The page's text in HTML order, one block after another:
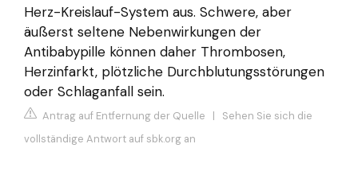
Herz-Kreislauf-System aus. Schwere, aber
äußerst seltene Nebenwirkungen der
Antibabypille können daher Thrombosen,
Herzinfarkt, plötzliche Durchblutungsstörungen
oder Schlaganfall sein.
Antrag auf Entfernung der Quelle | Sehen Sie sich die
vollständige Antwort auf sbk.org an